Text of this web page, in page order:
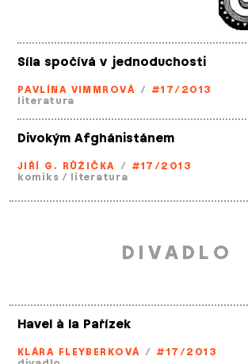
Síla spočívá v jednoduchosti
PAVLÍNA VIMMROVÁ / #17/2013
literatura
Divokým Afghánistánem
JIŘÍ G. RŮŽIČKA / #17/2013
komiks / literatura
DIVADLO
Havel à la Pařízek
KLÁRA FLEYBERKOVÁ / #17/2013